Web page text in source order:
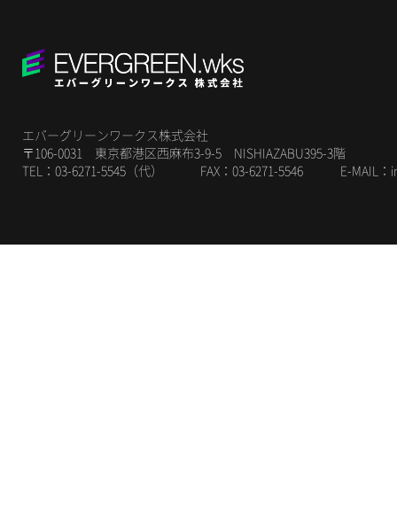
エバーグリーンワークス株式会社
〒106-0031 東京都港区西麻布3-9-5 NISHIAZABU395-3階
TEL：03-6271-5545（代） FAX：03-6271-5546 E-MAIL：